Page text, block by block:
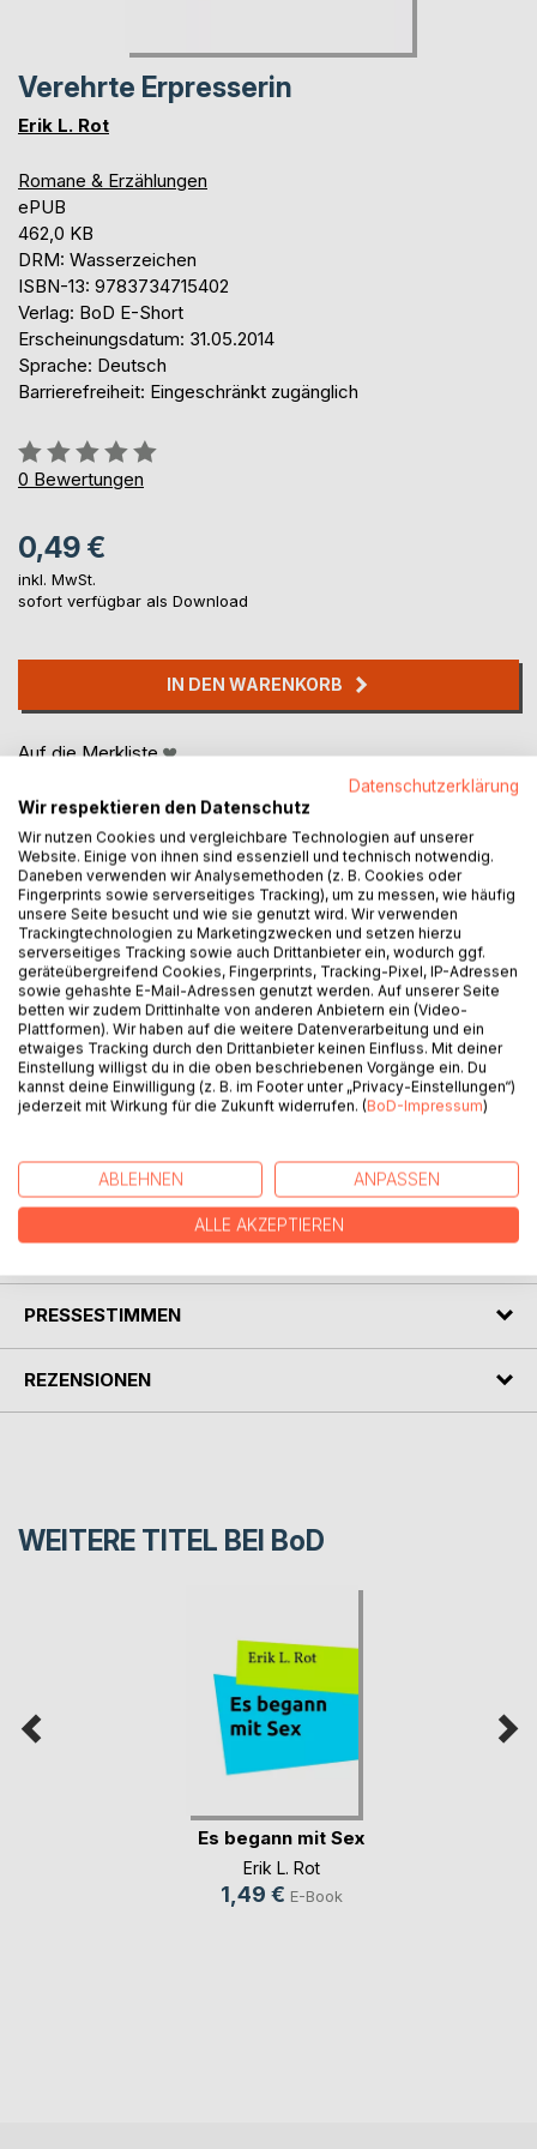
Verehrte Erpresserin
Erik L. Rot
Romane & Erzählungen
ePUB
462,0 KB
DRM: Wasserzeichen
ISBN-13: 9783734715402
Verlag: BoD E-Short
Erscheinungsdatum: 31.05.2014
Sprache: Deutsch
Barrierefreiheit: Eingeschränkt zugänglich
Bewertung::
0%
0 Bewertungen
0,49 €
inkl. MwSt.
sofort verfügbar als Download
IN DEN WARENKORB
Auf die Merkliste
BESCHREIBUNG
Monika vermutet, dass ihr Ehemann Uli eine Affäre hat. Sie
spioniert ihm nach, und tatsächlich, er trifft sich mit einer
anderen Frau.
Gleichzeitig jedoch zeigt Uli mehr denn je, wie sehr er
Monika schmiedet Pläne, um das seltsame Verhalten ihres
Mannes zu ergründen.
AUTOR/IN
PRESSESTIMMEN
REZENSIONEN
WEITERE TITEL BEI BoD
Es begann mit Sex
Erik L. Rot
1,49 € E-Book
Datenschutzerklärung
Wir respektieren den Datenschutz
Wir nutzen Cookies und vergleichbare Technologien auf unserer
Website. Einige von ihnen sind essenziell und technisch notwendig.
Daneben verwenden wir Analysemethoden (z. B. Cookies oder
Fingerprints sowie serverseitiges Tracking), um zu messen, wie häufig
unsere Seite besucht und wie sie genutzt wird. Wir verwenden
Trackingtechnologien zu Marketingzwecken und setzen hierzu
serverseitiges Tracking sowie auch Drittanbieter ein, wodurch ggf.
geräteübergreifend Cookies, Fingerprints, Tracking-Pixel, IP-Adressen
sowie gehashte E-Mail-Adressen genutzt werden. Auf unserer Seite
betten wir zudem Drittinhalte von anderen Anbietern ein (Video-
Plattformen). Wir haben auf die weitere Datenverarbeitung und ein
etwaiges Tracking durch den Drittanbieter keinen Einfluss. Mit deiner
Einstellung willigst du in die oben beschriebenen Vorgänge ein. Du
kannst deine Einwilligung (z. B. im Footer unter „Privacy-Einstellungen“)
jederzeit mit Wirkung für die Zukunft widerrufen. (BoD-Impressum)
ABLEHNEN ANPASSEN
ALLE AKZEPTIEREN